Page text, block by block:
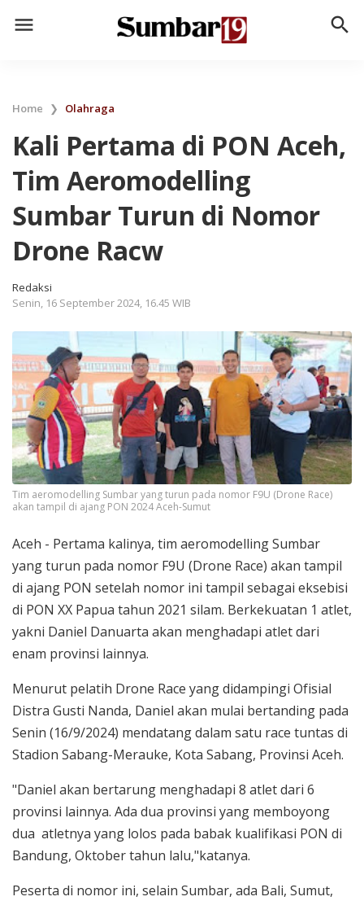
menu search
Home ❯ Olahraga
Kali Pertama di PON Aceh,
Tim Aeromodelling
Sumbar Turun di Nomor
Drone Racw
Redaksi
Senin, 16 September 2024, 16.45 WIB
Tim aeromodelling Sumbar yang turun pada nomor F9U (Drone Race)
akan tampil di ajang PON 2024 Aceh-Sumut
Aceh - Pertama kalinya, tim aeromodelling Sumbar
yang turun pada nomor F9U (Drone Race) akan tampil
di ajang PON setelah nomor ini tampil sebagai eksebisi
di PON XX Papua tahun 2021 silam. Berkekuatan 1 atlet,
yakni Daniel Danuarta akan menghadapi atlet dari
enam provinsi lainnya.
Menurut pelatih Drone Race yang didampingi Ofisial
Distra Gusti Nanda, Daniel akan mulai bertanding pada
Senin (16/9/2024) mendatang dalam satu race tuntas di
Stadion Sabang-Merauke, Kota Sabang, Provinsi Aceh.
"Daniel akan bertarung menghadapi 8 atlet dari 6
provinsi lainnya. Ada dua provinsi yang memboyong
dua atletnya yang lolos pada babak kualifikasi PON di
Bandung, Oktober tahun lalu,"katanya.
Peserta di nomor ini, selain Sumbar, ada Bali, Sumut,